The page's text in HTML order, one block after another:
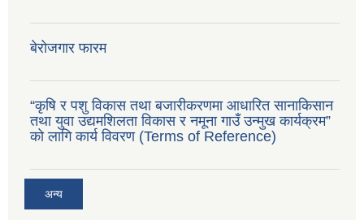
बेरोजगार फारम
“कृषि र पशु विकास तथा बजारीकरणमा आधारित सानाकिसान
तथा युवा उद्यमशिलता विकास र नमूना गाउँ उन्मुख कार्यक्रम”
को लागि कार्य विवरण (Terms of Reference)
अन्य